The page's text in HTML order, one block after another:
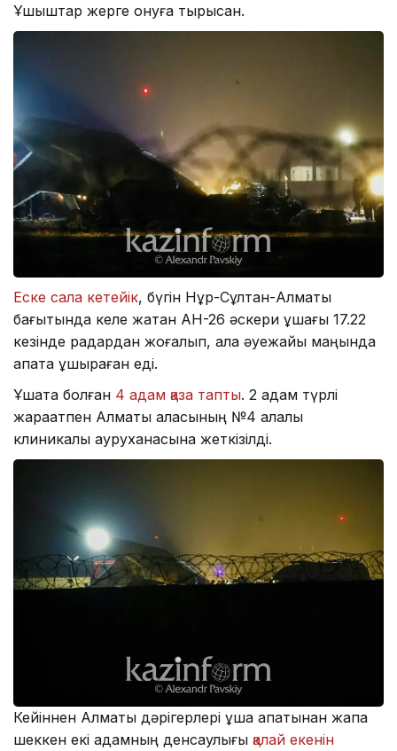
Ұшқыштар жерге қонуға тырысқан.
Еске сала кетейік, бүгін Нұр-Сұлтан-Алматы
бағытында келе жатқан АН-26 әскери ұшағы 17.22
кезінде радардан жоғалып, қала әуежайы маңында
апатқа ұшыраған еді.
Ұшақта болған 4 адам қаза тапты. 2 адам түрлі
жарақатпен Алматы қаласының №4 қалалық
клиникалық ауруханасына жеткізілді.
Кейіннен Алматы дәрігерлері ұшақ апатынан жапа
шеккен екі адамның денсаулығы қалай екенін